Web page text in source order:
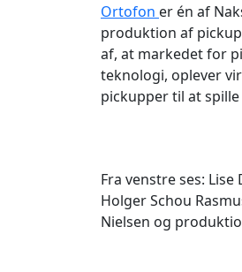
Ortofon er én af
produktion af
af, at markedet for
teknologi, oplever
pickupper til at spille
Fra venstre ses:
Holger Schou
Nielsen og